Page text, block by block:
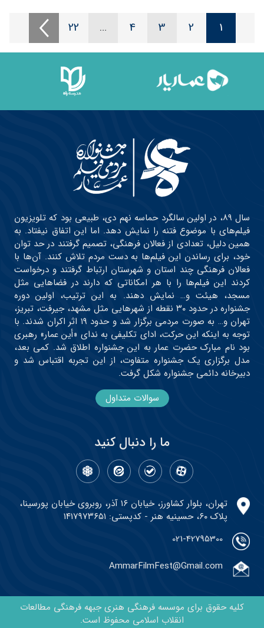
1
2
3
4
…
22
سال ۸۹، در اولین سالگرد حماسه نهم دی، طبیعی بود که تلویزیون
فیلم‌های با موضوع فتنه را نمایش دهد. اما این اتفاق نیفتاد. به
همین دلیل، تعدادی از فعالان فرهنگی، تصمیم گرفتند در حد توان
خود، برای رساندن این فیلم‌ها به دست مردم تلاش کنند. آن‌ها با
فعالان فرهنگی چند استان و شهرستان ارتباط گرفتند و درخواست
کردند این فیلم‌ها را با هر امکاناتی که دارند در فضاهایی مثل
مسجد، هیئت و… نمایش دهند. به این ترتیب، اولین دوره
جشنواره در حدود ۳۰ نقطه از شهرهایی مثل مشهد، جیرفت، تبریز،
تهران و… به صورت مردمی برگزار شد و حدود ۱۹ اثر اکران شدند. با
توجه به اینکه این حرکت، ادای تکلیفی به ندای «أین عمار» رهبری
بود نام مبارک حضرت عمار به این جشنواره اطلاق شد. کمی بعد،
مدل برگزاری یک جشنواره متفاوت، از این تجربه اقتباس شد و
دبیرخانه دائمی جشنواره شکل گرفت.
سوالات متداول
ما را دنبال کنید
تهران، بلوار کشاورز، خیابان ۱۶ آذر، روبروی خیابان پورسینا،
پلاک ۶۰، حسینیه هنر - کدپستی: ۱۴۱۷۹۷۳۶۵۱
021-42795300
AmmarFilmFest@Gmail.com
کلیه حقوق برای موسسه فرهنگی هنری جبهه فرهنگی مطالعات
انقلاب اسلامی محفوظ است.